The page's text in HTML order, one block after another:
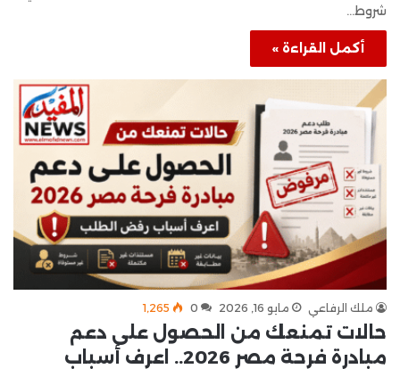
شروط…
أكمل القراءة »
ملك الرفاعي مايو 16, 2026 0 1٬265
حالات تمنعك من الحصول على دعم
مبادرة فرحة مصر 2026.. اعرف أسباب